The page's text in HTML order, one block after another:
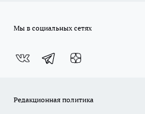
Мы в социальных сетях
Редакционная политика